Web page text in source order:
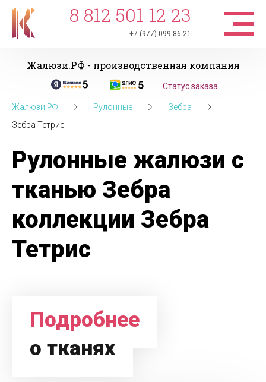
8 812 501 12 23
+7 (977) 099-86-21
Жалюзи.РФ - производственная компания
Статус заказа
Жалюзи.РФ Рулонные
Зебра
Зебра Тетрис
Рулонные жалюзи с
тканью Зебра
коллекции Зебра
Тетрис
Подробнее
о тканях